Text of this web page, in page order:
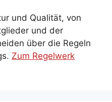
und Qualität, von
und der
über die Regeln
Zum Regelwerk